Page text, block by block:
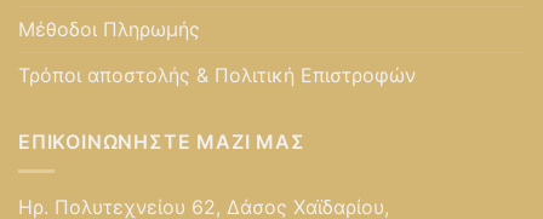
Μέθοδοι Πληρωμής
Τρόποι αποστολής & Πολιτική Επιστροφών
ΕΠΙΚΟΙΝΩΝΉΣΤΕ ΜΑΖΊ ΜΑΣ
Ηρ. Πολυτεχνείου 62, Δάσος Χαϊδαρίου,